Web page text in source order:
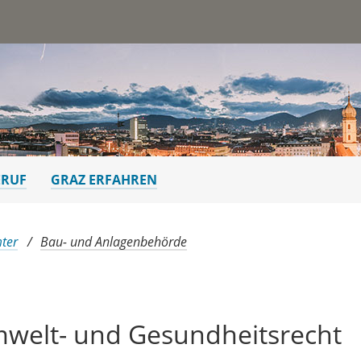
GRAZ ERFAHREN
Bau- und Anlagenbehörde
und Gesundheitsrecht